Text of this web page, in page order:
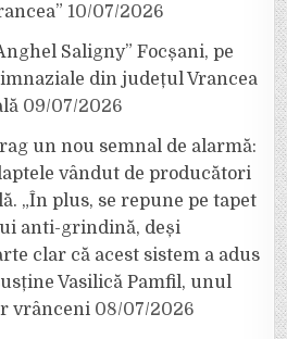
10/07/2026
Saligny” Focșani, pe
din județul Vrancea
09/07/2026
un nou semnal de alarmă:
vândut de producători
„În plus, se repune pe tapet
anti-grindină, deși
clar că acest sistem a adus
Vasilică Pamfil, unul
vrânceni 08/07/2026